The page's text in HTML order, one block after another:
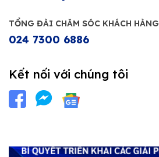
TỔNG ĐÀI CHĂM SÓC KHÁCH HÀNG
024 7300 6886
Kết nối với chúng tôi